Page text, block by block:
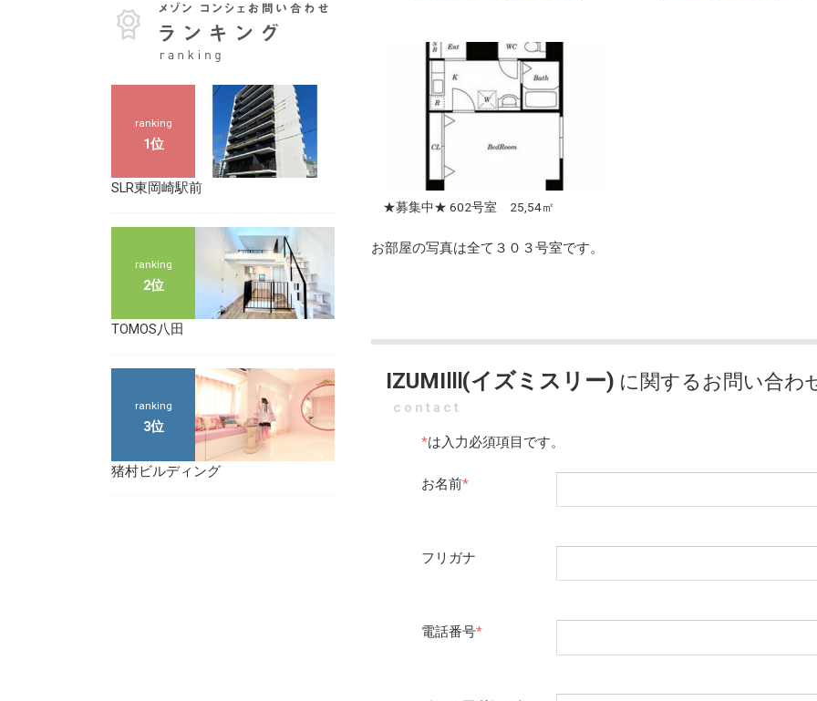
★募集中★ 602号室 25,54㎡
お部屋の写真は全て３０３号室です。
IZUMIⅢ(イズミスリー) に関するお問い合わ
contact
*は入力必須項目です。
お名前*
フリガナ
電話番号*
ranking
1位
SLR東岡崎駅前
ranking
2位
TOMOS八田
ranking
3位
猪村ビルディング